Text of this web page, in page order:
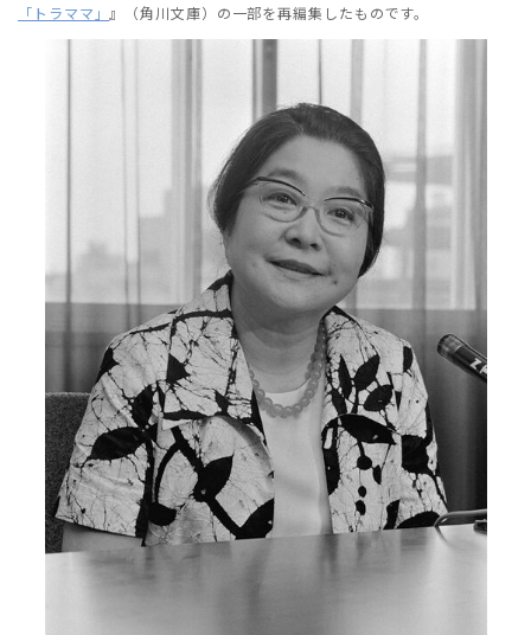
「トラママ」 』（角川文庫）の一部を再編集したものです。